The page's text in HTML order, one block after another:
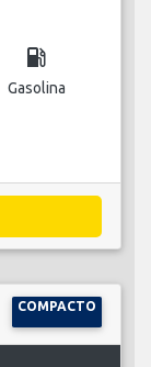
local_gas_station
Gasolina
COMPACTO